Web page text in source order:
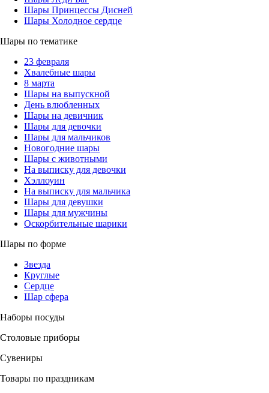
Шары Принцессы Дисней
Шары Холодное сердце
Шары по тематике
23 февраля
Хвалебные шары
8 марта
Шары на выпускной
День влюбленных
Шары на девичник
Шары для девочки
Шары для мальчиков
Новогодние шары
Шары с животными
На выписку для девочки
Хэллоуин
На выписку для мальчика
Шары для девушки
Шары для мужчины
Оскорбительные шарики
Шары по форме
Звезда
Круглые
Сердце
Шар сфера
Наборы посуды
Столовые приборы
Сувениры
Товары по праздникам